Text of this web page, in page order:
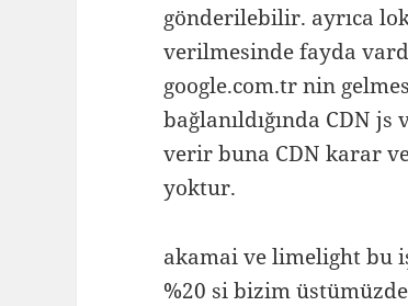
gönderilebilir. ayrıca
verilmesinde fayda
google.com.tr nin
bağlanıldığında CDN
verir buna CDN karar
yoktur.
akamai ve limelight bu
%20 si bizim